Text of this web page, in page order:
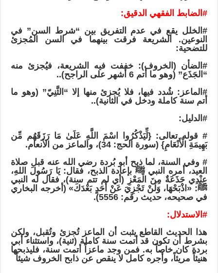
#الضابط الفقهي الدقيق:
#الخلل يقع في عدم التفريق بين “شرط السن” في
النوعين. الشريعة فرقت بينهما في السن المُجزئ
للتضحية:
#الضأن (الخروف): خففت فيه الشريعة، فيُجزئ منه
“الجَذَع” (وهو ما أتم 6 أشهر على الراجح)..
#الماعز : شُدد فيها، فلا يُجزئ منها إلا “الثَّنِيّ” (وهو ما
أتم سنة كاملة ودخل في الثانية)..
#الدليل:
# قوله تعالى: {لِّيَذْكُرُوا اسْمَ اللَّهِ عَلَىٰ مَا رَزَقَهُم مِّن
بَهِيمَةِ الْأَنْعَامِ} (سورة الحج: 34)، والماعز من الأنعام.
# وفي السنة، لما ذبح أبو بُردة رضي الله عنه قبل صلاة
العيد، أمره النبي ﷺ بإعادة الذبح، فقال: يَا رَسُولَ اللهِ،
عِنْدِي جَذَعَةٌ مِنَ الْمَعْزِ (أي لم تتم سنة)، فقال له النبي
ﷺ: «اذْبَحْهَا، وَلَنْ تَجْزِيَ عَنْ أَحَدٍ بَعْدَكَ» (أخرجه البخاري
في صحيحه، حديث رقم: 5556).
#الاستدلال:
هذا الحديث القاطع يثبت أن الماعز تُجزئ وتُقبل، ولكن
بشرط أن تكون قد أتمت سنة كاملة (ثنية)، واستثناء أبي
بردة كان خاصاً به. فمن وجد ماعزاً أتمت سنة، فليذبحها
هنيئاً مريئاً، وأجره كامل لا ينقص عن ذابح الخروف شيئاً